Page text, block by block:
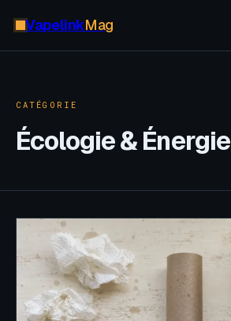
VapelinkMag
CATÉGORIE
Écologie & Énergie